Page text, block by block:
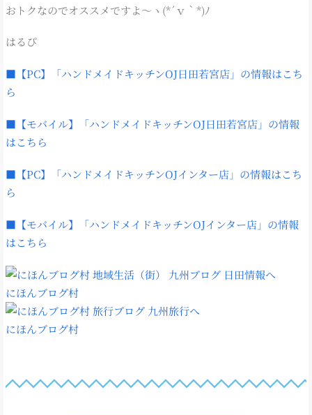
おトクなのでオススメですよ～ヽ(*´ｖ｀*)ﾉ
はるぴ
■【PC】「ハンドメイドキッチンOJ日田若宮店」の情報はこち
ら
■【モバイル】「ハンドメイドキッチンOJ日田若宮店」の情報
はこちら
■【PC】「ハンドメイドキッチンOJインター店」の情報はこち
ら
■【モバイル】「ハンドメイドキッチンOJインター店」の情報
はこちら
にほんブログ村
にほんブログ村